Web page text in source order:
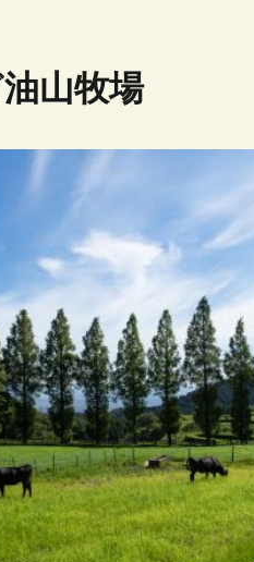
山牧場